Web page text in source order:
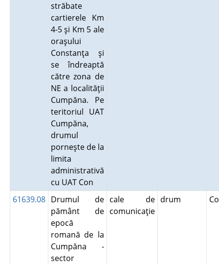
străbate
cartierele Km
4-5 şi Km 5 ale
oraşului
Constanţa şi
se îndreaptă
către zona de
NE a localităţii
Cumpăna. Pe
teritoriul UAT
Cumpăna,
drumul
porneşte de la
limita
administrativă
cu UAT Con
61639.08 Drumul de
pământ de
epocă
romană de la
Cumpăna -
sector
cale de
comunicaţie
drum